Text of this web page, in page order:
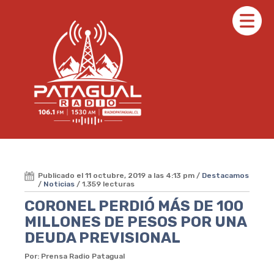
Publicado el 11 octubre, 2019 a las 4:13 pm / Destacamos
/ Noticias / 1.359 lecturas
CORONEL PERDIÓ MÁS DE 100
MILLONES DE PESOS POR UNA
DEUDA PREVISIONAL
Por: Prensa Radio Patagual